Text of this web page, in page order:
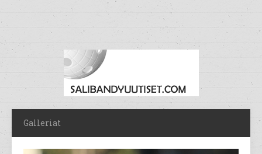
Galleriat